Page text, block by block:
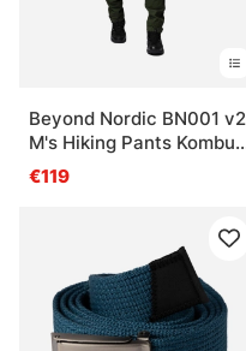
Beyond Nordic BN001 v2
M's Hiking Pants Kombu
Green
€119